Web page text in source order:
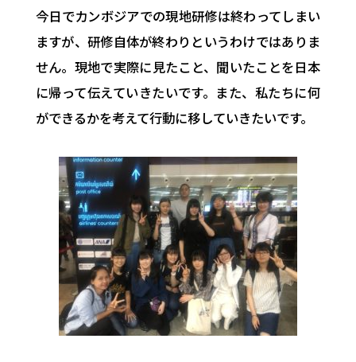
今日でカンボジアでの現地研修は終わってしまい
ますが、 研修自体が終わりというわけではありま
せん。 現地で実際に見たこと、 聞いたことを日本
に帰って伝えていきたいです。また、 私たちに何
ができるかを考えて行動に移していきたいです。